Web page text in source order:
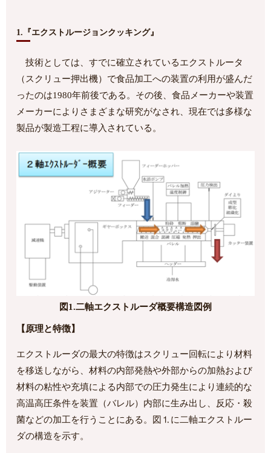
1.『エクストルージョンクッキング』
技術としては、すでに確立されているエクストルータ
（スクリュー押出機）で食品加工への装置の利用が盛んだ
ったのは1980年前後である。その後、食品メーカーや装置
メーカーによりさまざまな研究がなされ、現在では多様な
製品が製造工程に導入されている。
図1.二軸エクストルーダ概要構造図例
【原理と特徴】
エクストルーダの最大の特徴はスクリュー回転により材料
を移送しながら、材料の内部発熱や外部からの加熱および
材料の粘性や充填による内部での圧力発生により連続的な
高温高圧条件を装置（バレル）内部に生み出し、反応・殺
菌などの加工を行うことにある。図⒈に二軸エクストルー
ダの構造を示す。